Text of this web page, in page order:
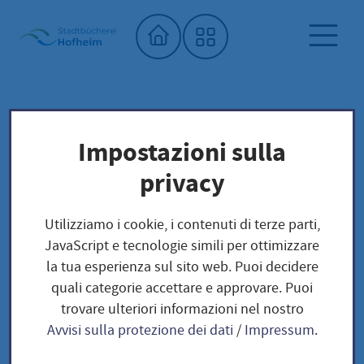
Home"
Biblioteca comunale
Biblioteca dei semi
Unser Saatgut: Aussaat - Ernte -
Zwiebelgewächse und Wurzelgemüse
Zwiebelgewächse
Porree Atlanta / Allium porrum
Porree Atlanta / Allium
Impostazioni sulla
privacy
Utilizziamo i cookie, i contenuti di terze parti,
JavaScript e tecnologie simili per ottimizzare
la tua esperienza sul sito web. Puoi decidere
quali categorie accettare e approvare. Puoi
trovare ulteriori informazioni nel nostro
Avvisi sulla protezione dei dati/ Impressum.